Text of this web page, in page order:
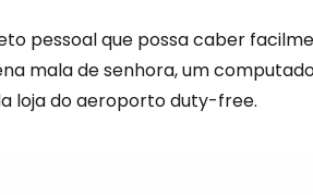
pessoal que possa caber
mala de senhora, um
loja do aeroportoduty-free.